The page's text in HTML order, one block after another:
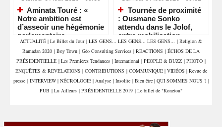
Aminata Touré : «
Notre ambition est
d’asseoir une hégémonie
parlementaire »
Tournée de proximité
: Ousmane Sonko
attendu dans le Jolof,
entre mobilisation
militante et retrouvailles
politiques
ACTUALITÉ | Le Billet du Jour | LES GENS... LES GENS... LES GENS... | Religion &
Ramadan 2020 | Boy Town | Géo Consulting Services | REACTIONS | ÉCHOS DE LA
PRÉSIDENTIELLE | Les Premières Tendances | International | PEOPLE & BUZZ | PHOTO |
ENQUÊTES & REVELATIONS | CONTRIBUTIONS | COMMUNIQUE | VIDÉOS | Revue de
presse | INTERVIEW | NÉCROLOGIE | Analyse | Insolite | Bien être | QUI SOMMES NOUS ? |
PUB | Lu Ailleurs | PRÉSIDENTIELLE 2019 | Le billet de "Konetou"